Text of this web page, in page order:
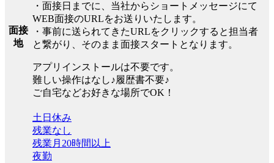
面接
地
・面接日までに、当社からショートメッセージにて
WEB面接のURLをお送りいたします。
・事前に送られてきたURLをクリックすると担当者
と繋がり、そのまま面接スタートとなります。
アプリインストールは不要です。
難しい操作はなし♪履歴書不要♪
ご自宅などお好きな場所でOK！
土日休み
残業なし
残業月20時間以上
夜勤